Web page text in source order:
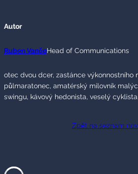
Autor
Ruben VančoHead of Communications
otec dvou dcer, zastánce výkonnostního
půlmaratonec, amatérský milovník
swingu, kávový hedonista, veselý
Zpět na seznam